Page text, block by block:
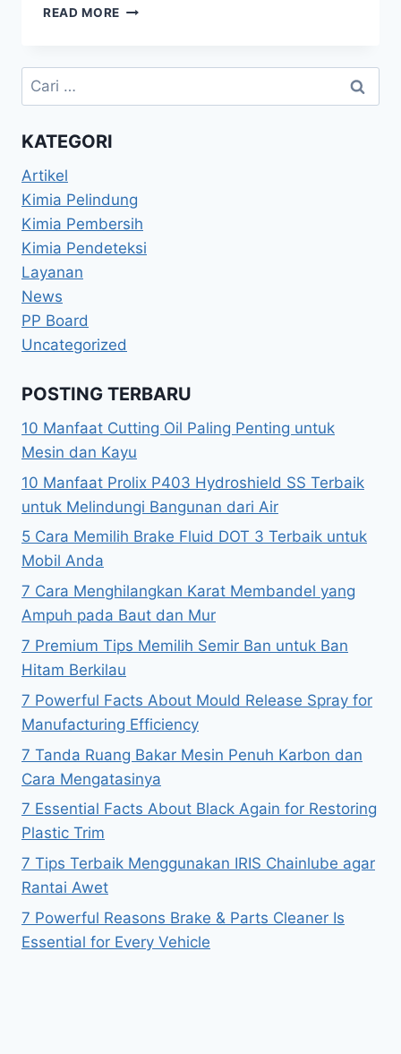
READ MORE
KATEGORI
Artikel
Kimia Pelindung
Kimia Pembersih
Kimia Pendeteksi
Layanan
News
PP Board
Uncategorized
POSTING TERBARU
10 Manfaat Cutting Oil Paling Penting untuk
Mesin dan Kayu
10 Manfaat Prolix P403 Hydroshield SS Terbaik
untuk Melindungi Bangunan dari Air
5 Cara Memilih Brake Fluid DOT 3 Terbaik untuk
Mobil Anda
7 Cara Menghilangkan Karat Membandel yang
Ampuh pada Baut dan Mur
7 Premium Tips Memilih Semir Ban untuk Ban
Hitam Berkilau
7 Powerful Facts About Mould Release Spray for
Manufacturing Efficiency
7 Tanda Ruang Bakar Mesin Penuh Karbon dan
Cara Mengatasinya
7 Essential Facts About Black Again for Restoring
Plastic Trim
7 Tips Terbaik Menggunakan IRIS Chainlube agar
Rantai Awet
7 Powerful Reasons Brake & Parts Cleaner Is
Essential for Every Vehicle